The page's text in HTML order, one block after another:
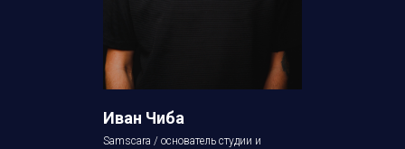
Иван Чиба
Samscara / основатель студии и